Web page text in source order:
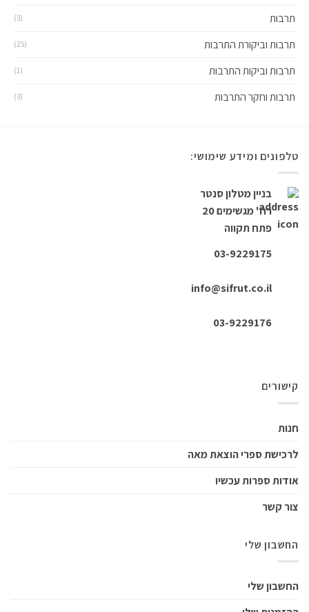
תרבות (3)
תרבות וביקורת התרבות (25)
תרבות וביקות התרבות (1)
תרבות וחקר התרבות (3)
טלפונים ומידע שימושי:
בניין מטלון סנטר
רח' מגשימים 20
פתח תקווה
03-9229175
info@sifrut.co.il
קישורים
חנות
לרכישת ספרי הוצאת מאה
אודות ספרות עכשיו
צור קשר
החשבון שלי
החשבון שלי